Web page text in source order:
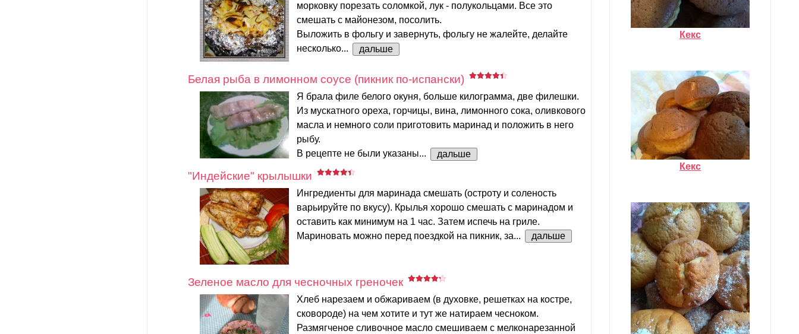
морковку порезать соломкой, лук - полукольцами. Все это
смешать с майонезом, посолить.
Выложить в фольгу и завернуть, фольгу не жалейте, делайте
несколько...
дальше
Белая рыба в лимонном соусе (пикник по-испански)
Я брала филе белого окуня, больше килограмма, две филешки.
Из мускатного ореха, горчицы, вина, лимонного сока, оливкового
масла и немного соли приготовить маринад и положить в него
рыбу.
В рецепте не были указаны...
дальше
"Индейские" крылышки
Ингредиенты для маринада смешать (остроту и соленость
варьируйте по вкусу). Крылья хорошо смешать с маринадом и
оставить как минимум на 1 час. Затем испечь на гриле.
Мариновать можно перед поездкой на пикник, за...
дальше
Зеленое масло для чесночных греночек
Хлеб нарезаем и обжариваем (в духовке, решетках на костре,
сковороде) на чем хотите и тут же натираем чесноком.
Размягченое сливочное масло смешиваем с мелконарезанной
Кекс
Кекс